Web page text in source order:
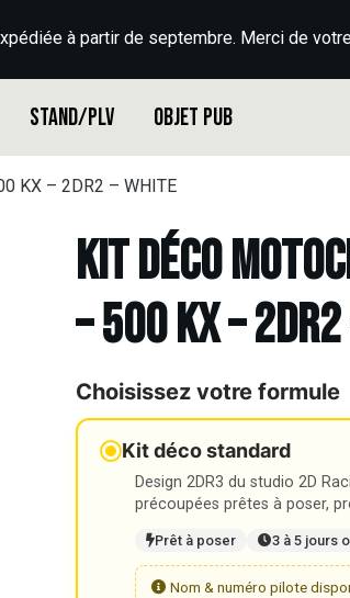
à partir de septembre. Merci de
Stand/PLV Objet Pub
KX – 2DR2 – WHITE
Kit déco
– 500 KX – 2DR2
Choisissez votre formule
Kit déco standard
Design 2DR3 du studio 2D
précoupées prêtes à poser,
Prêt à poser 3 à 5 jours
Nom & numéro pilote